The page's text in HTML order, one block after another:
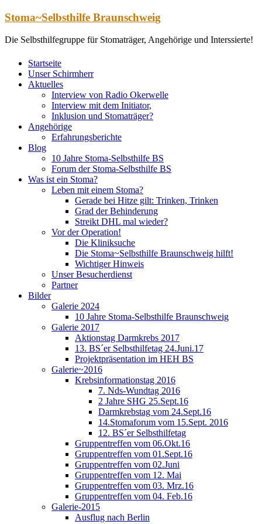
Zum
springen
Stoma~Selbsthilfe Braunschweig
Die Selbsthilfegruppe für Stomaträger, Angehörige und Interssierte!
Startseite
Unser Schirmherr
Aktuelles
Interview von Radio Okerwelle
Interview mit dem Initiator,
Inklusion und Stomaträger?
Angehörige
Erfahrungsberichte
Blog
10 Jahre Stoma-Selbsthilfe BS
Forum der Stoma-Selbsthilfe BS
Was ist ein Stoma?
Leben mit einem Stoma?
Gerade bei Hitze gilt: Trinken, Trinken
Grad der Behinderung
Streikt DHL mal wieder?
Vor der Operation!
Die Kliniksuche
Die Stoma~Selbsthilfe Braunschweig hilft!
Wichtiger Hinweis
Unser Besucherdienst
Partner
Bilder
Galerie 2024
10 Jahre Stoma-Selbsthilfe Braunschweig
Galerie 2017
Aktionstag Darmkrebs 2017
13. BS´er Selbsthilfetag 24.Juni.17
Projektpräsentation im HEH BS
Galerie~2016
Krebsinformationstag 2016
7. Nds-Wundtag 2016
2 Jahre SHG 25.Sept.16
Darmkrebstag vom 24.Sept.16
14.Stomaforum vom 15.Sept. 2016
12. BS´er Selbsthilfetag
Gruppentreffen vom 06.Okt.16
Gruppentreffen vom 01.Sept.16
Gruppentreffen vom 02.Juni
Gruppentreffen vom 12. Mai
Gruppentreffen vom 03. Mrz.16
Gruppentreffen vom 04. Feb.16
Galerie-2015
Ausflug nach Berlin